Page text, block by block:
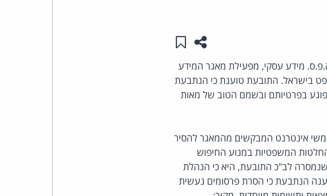
שתפו עמוד זה
שמור ב"תכנים שלי"
מידע עסקי, מפעילת מאגר המידע
בישראל. התובעת טוענת כי הנתבעת
בפרטיותם ובשמם הטוב של מאות
אינטרנט המבקשים מהמאגר להסיר
המשפטיות במנוע החיפוש
שנמסרה לב"כ התובעת, היא כי הנהלת
הנתבעת כי הסרת פרסומים נעשית